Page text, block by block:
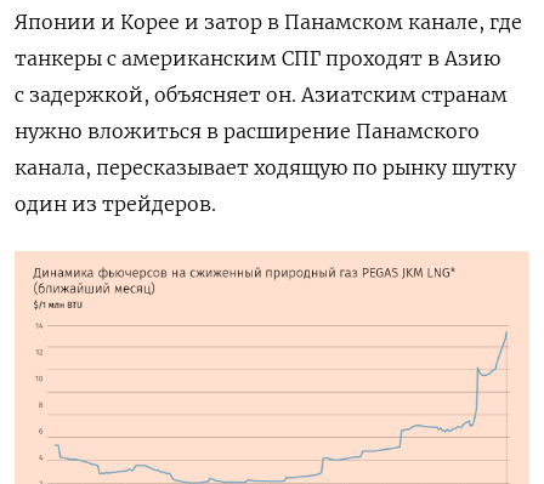
Японии и Корее и затор в Панамском канале, где
танкеры с американским СПГ проходят в Азию
с задержкой, объясняет он. Азиатским странам
нужно вложиться в расширение Панамского
канала, пересказывает ходящую по рынку шутку
один из трейдеров.